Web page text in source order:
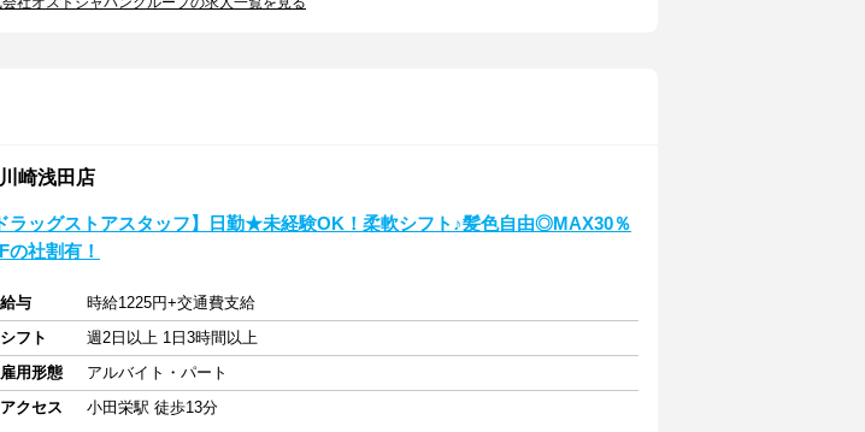
崎浅田店
ラッグストアスタッフ】日勤★未経験OK！柔軟シフト♪髪色自由◎MAX30％
の社割有！
給与
時給1225円+交通費支給
シフト
週2日以上 1日3時間以上
雇用形態
アルバイト・パート
アクセス
小田栄駅 徒歩13分